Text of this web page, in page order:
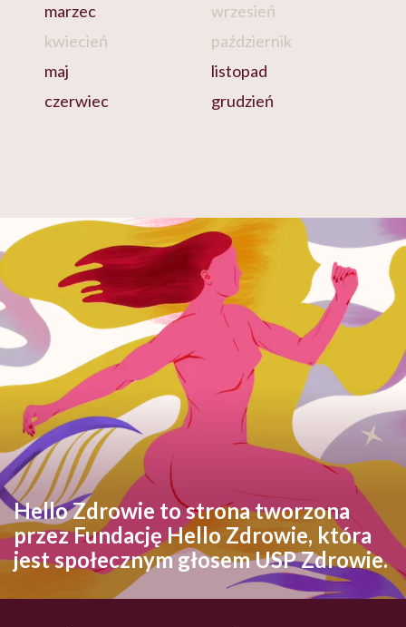
marzec
kwiecień
maj
czerwiec
wrzesień
październik
listopad
grudzień
Hello Zdrowie to strona tworzona
przez Fundację Hello Zdrowie, która
jest społecznym głosem USP Zdrowie.